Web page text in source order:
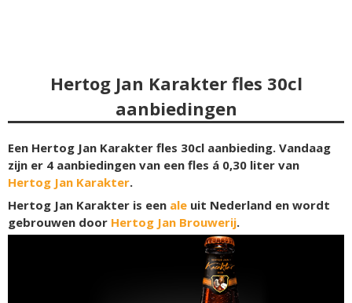
Hertog Jan Karakter fles 30cl
aanbiedingen
Een Hertog Jan Karakter fles 30cl aanbieding. Vandaag
zijn er 4 aanbiedingen van een fles á 0,30 liter van
Hertog Jan Karakter.
Hertog Jan Karakter is een ale uit Nederland en wordt
gebrouwen door Hertog Jan Brouwerij.